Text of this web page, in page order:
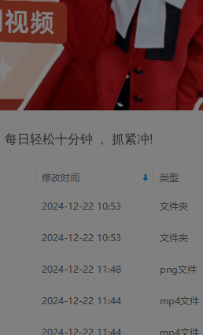
日轻松十分钟 ， 抓紧冲!